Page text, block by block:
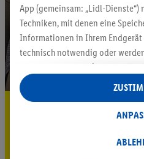
5.95 €
App (gemeinsam: „Lidl-
Techniken, mit denen eine
Informationen in Ihrem
technisch notwendig oder
auch durch Partner (u.a.
Verantwortliche; im
insgesamt
Statistik-Erstellung oder für
Datenverarbeitungen für